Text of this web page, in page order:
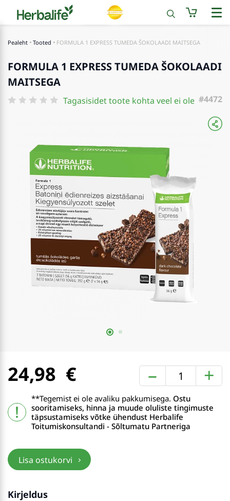
Pealeht Tooted FORMULA 1 EXPRESS TUMEDA ŠOKOLAADI MAITSEGA
FORMULA 1 EXPRESS TUMEDA ŠOKOLAADI
MAITSEGA
Tagasisidet toote kohta veel ei ole #4472
24,98 – +
**Tegemist ei ole avaliku pakkumisega. Ostu
sooritamiseks, hinna ja muude oluliste tingimuste
täpsustamiseks võtke ühendust Herbalife
Toitumiskonsultandi - Sõltumatu Partneriga
Lisa ostukorvi
Kirjeldus